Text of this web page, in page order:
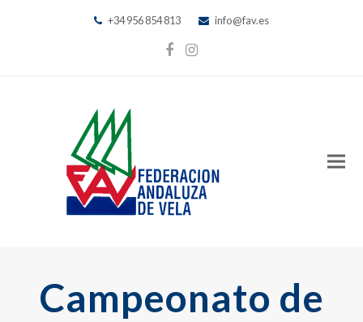
+34 956 854 813 info@fav.es
Facebook
Instagram
Campeonato de